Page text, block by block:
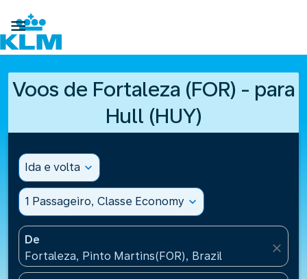

Voos de Fortaleza (FOR) - para
Hull (HUY)
Ida e volta expand_more
1 Passageiro, Classe Economy expand_more
De
Fortaleza, Pinto Martins(FOR), Brazil
close